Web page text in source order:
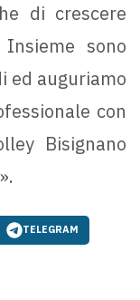
di crescere
sono
ed auguriamo
con
Bisignano
TELEGRAM